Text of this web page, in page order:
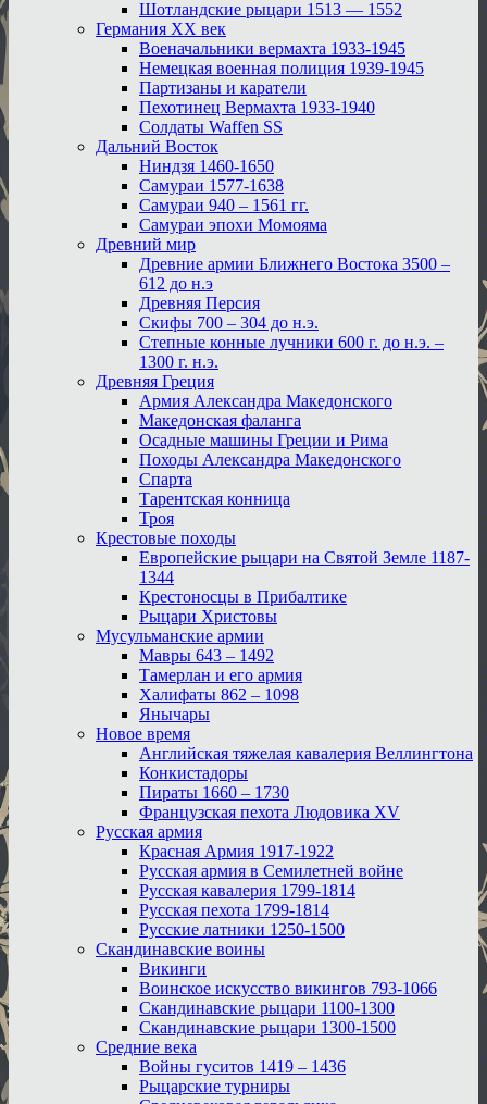
Шотландские рыцари 1513 — 1552
Германия XX век
Военачальники вермахта 1933-1945
Немецкая военная полиция 1939-1945
Партизаны и каратели
Пехотинец Вермахта 1933-1940
Солдаты Waffen SS
Дальний Восток
Ниндзя 1460-1650
Самураи 1577-1638
Самураи 940 – 1561 гг.
Самураи эпохи Момояма
Древний мир
Древние армии Ближнего Востока 3500 –
612 до н.э
Древняя Персия
Скифы 700 – 304 до н.э.
Степные конные лучники 600 г. до н.э. –
1300 г. н.э.
Древняя Греция
Армия Александра Македонского
Македонская фаланга
Осадные машины Греции и Рима
Походы Александра Македонского
Спарта
Тарентская конница
Троя
Крестовые походы
Европейские рыцари на Святой Земле 1187-
1344
Крестоносцы в Прибалтике
Рыцари Христовы
Мусульманские армии
Мавры 643 – 1492
Тамерлан и его армия
Халифаты 862 – 1098
Янычары
Новое время
Английская тяжелая кавалерия Веллингтона
Конкистадоры
Пираты 1660 – 1730
Французская пехота Людовика XV
Русская армия
Красная Армия 1917-1922
Русская армия в Семилетней войне
Русская кавалерия 1799-1814
Русская пехота 1799-1814
Русские латники 1250-1500
Скандинавские воины
Викинги
Воинское искусство викингов 793-1066
Скандинавские рыцари 1100-1300
Скандинавские рыцари 1300-1500
Средние века
Войны гуситов 1419 – 1436
Рыцарские турниры